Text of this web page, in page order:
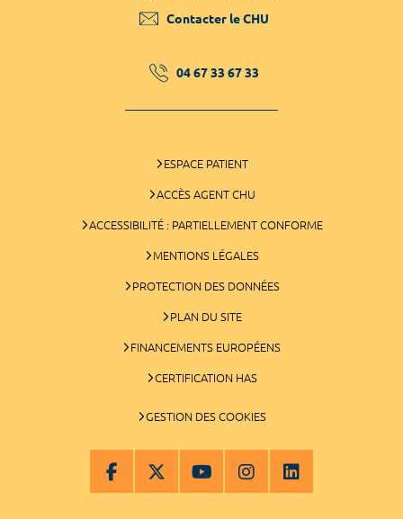
Contacter le CHU
04 67 33 67 33
ESPACE PATIENT
ACCÈS AGENT CHU
ACCESSIBILITÉ : PARTIELLEMENT CONFORME
MENTIONS LÉGALES
PROTECTION DES DONNÉES
PLAN DU SITE
FINANCEMENTS EUROPÉENS
CERTIFICATION HAS
GESTION DES COOKIES